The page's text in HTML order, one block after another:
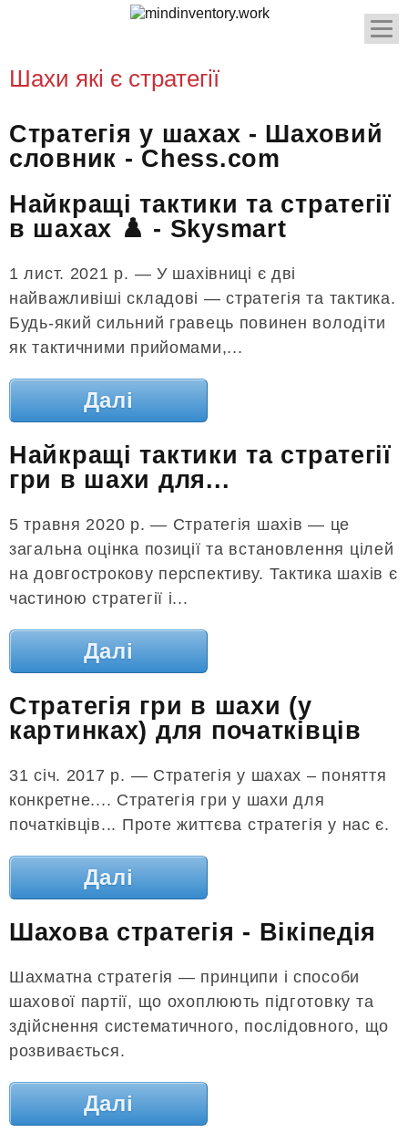
Шахи які є стратегії
Стратегія у шахах - Шаховий
словник - Chess.com
Найкращі тактики та стратегії
в шахах ♟️ - Skysmart
1 лист. 2021 р. — У шахівниці є дві
найважливіші складові — стратегія та тактика.
Будь-який сильний гравець повинен володіти
як тактичними прийомами,...
Далі
Найкращі тактики та стратегії
гри в шахи для...
5 травня 2020 р. — Стратегія шахів — це
загальна оцінка позиції та встановлення цілей
на довгострокову перспективу. Тактика шахів є
частиною стратегії і...
Далі
Стратегія гри в шахи (у
картинках) для початківців
31 січ. 2017 р. — Стратегія у шахах – поняття
конкретне.... Стратегія гри у шахи для
початківців... Проте життєва стратегія у нас є.
Далі
Шахова стратегія - Вікіпедія
Шахматна стратегія — принципи і способи
шахової партії, що охоплюють підготовку та
здійснення систематичного, послідовного, що
розвивається.
Далі